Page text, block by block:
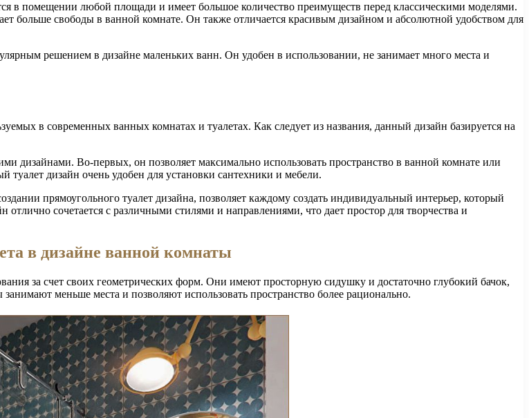
в помещении любой площади и имеет большое количество преимуществ перед классическими моделями.
больше свободы в ванной комнате. Он также отличается красивым дизайном и абсолютной удобством для
решением в дизайне маленьких ванн. Он удобен в использовании, не занимает много места и
в современных ванных комнатах и туалетах. Как следует из названия, данный дизайн базируется на
дизайнами. Во-первых, он позволяет максимально использовать пространство в ванной комнате или
дизайн очень удобен для установки сантехники и мебели.
прямоугольного туалет дизайна, позволяет каждому создать индивидуальный интерьер, который
отлично сочетается с различными стилями и направлениями, что дает простор для творчества и
в дизайне ванной комнаты
за счет своих геометрических форм. Они имеют просторную сидушку и достаточно глубокий бачок,
меньше места и позволяют использовать пространство более рационально.